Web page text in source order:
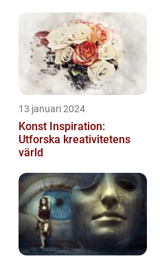
13 januari 2024
Konst Inspiration:
Utforska kreativitetens
värld